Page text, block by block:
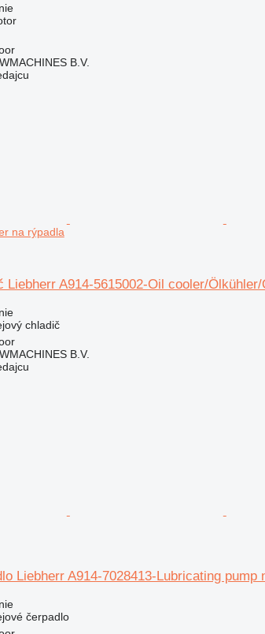
B.V.
na rýpadla
Liebherr A914-5615002-Oil cooler/
chladič
B.V.
Liebherr A914-7028413-Lubricating pump
čerpadlo